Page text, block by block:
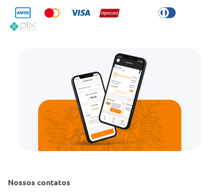
Código de Conduta
Política de Reembolso
Condeclin
Convênio Conlife
Cartão Grupo Conde
Nossos contatos